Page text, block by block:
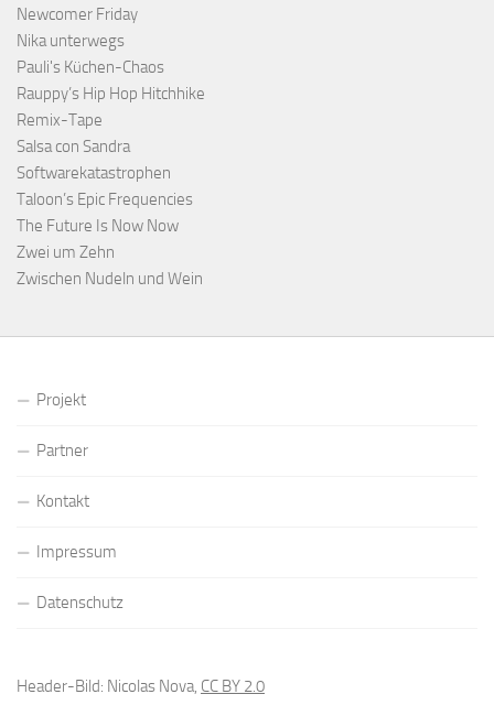
Newcomer Friday
Nika unterwegs
Pauli's Küchen-Chaos
Rauppy’s Hip Hop Hitchhike
Remix-Tape
Salsa con Sandra
Softwarekatastrophen
Taloon’s Epic Frequencies
The Future Is Now Now
Zwei um Zehn
Zwischen Nudeln und Wein
Projekt
Partner
Kontakt
Impressum
Datenschutz
Header-Bild: Nicolas Nova, CC BY 2.0